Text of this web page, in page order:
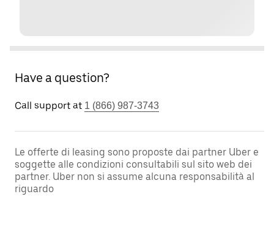
Have a question?
Call support at 1 (866) 987-3743
Le offerte di leasing sono proposte dai partner Uber e
soggette alle condizioni consultabili sul sito web dei
partner. Uber non si assume alcuna responsabilità al
riguardo